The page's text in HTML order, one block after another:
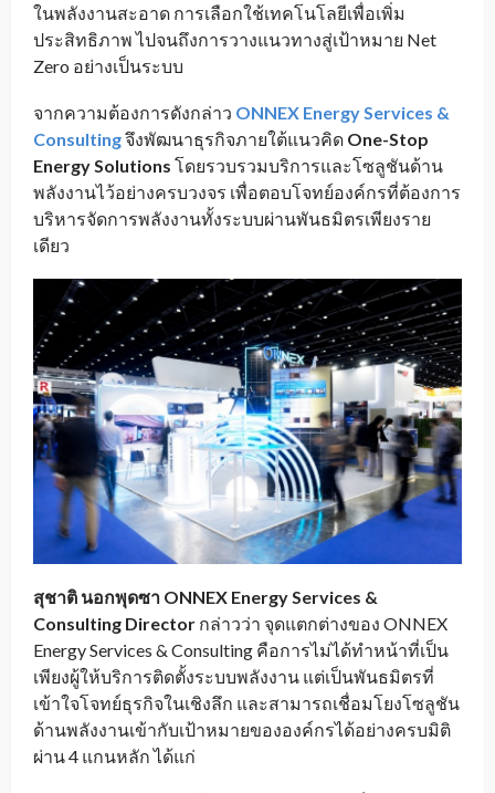
ในพลังงานสะอาด การเลือกใช้เทคโนโลยีเพื่อเพิ่ม
ประสิทธิภาพ ไปจนถึงการวางแนวทางสู่เป้าหมาย Net
Zero อย่างเป็นระบบ
จากความต้องการดังกล่าว ONNEX Energy Services &
Consultingจึงพัฒนาธุรกิจภายใต้แนวคิด One-Stop
Energy Solutions โดยรวบรวมบริการและโซลูชันด้าน
พลังงานไว้อย่างครบวงจร เพื่อตอบโจทย์องค์กรที่ต้องการ
บริหารจัดการพลังงานทั้งระบบผ่านพันธมิตรเพียงราย
เดียว
สุชาติ นอกพุดซา ONNEX Energy Services &
Consulting Director กล่าวว่า จุดแตกต่างของ ONNEX
Energy Services & Consulting คือการไม่ได้ทำหน้าที่เป็น
เพียงผู้ให้บริการติดตั้งระบบพลังงาน แต่เป็นพันธมิตรที่
เข้าใจโจทย์ธุรกิจในเชิงลึก และสามารถเชื่อมโยงโซลูชัน
ด้านพลังงานเข้ากับเป้าหมายขององค์กรได้อย่างครบมิติ
ผ่าน 4 แกนหลัก ได้แก่